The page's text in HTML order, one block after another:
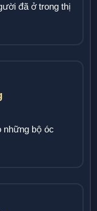
đã ở trong thị
những bộ óc